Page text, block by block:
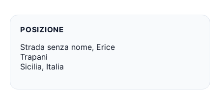
POSIZIONE
Strada senza nome, Erice
Trapani
Sicilia, Italia